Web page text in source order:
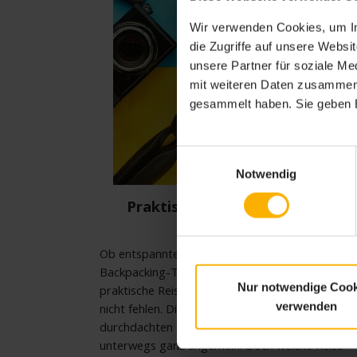
Wir verwenden Cookies, um
die Zugriffe auf unsere
unsere Partner für soziale
mit weiteren Daten
gesammelt haben. Sie
Notwendig
Nur notwendige
verwenden
Praktische Reise Gadgets für
unterwegs
Ob entspannter Urlaub am Strand, spannende
Backpacking-Tour oder Dienstreise, ein paar
praktische Reise Gadgets sollten in Ihrem Koffer
nicht fehlen. Die genauso nützlichen wie
durchdachten Utensilien erleichtern das Leben
unterwegs ganz ungemein. Doch welche Reise